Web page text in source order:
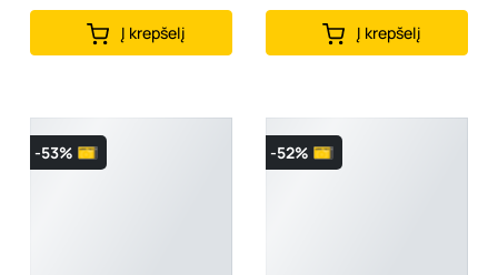
Į krepšelį Į krepšelį
-53% -52%